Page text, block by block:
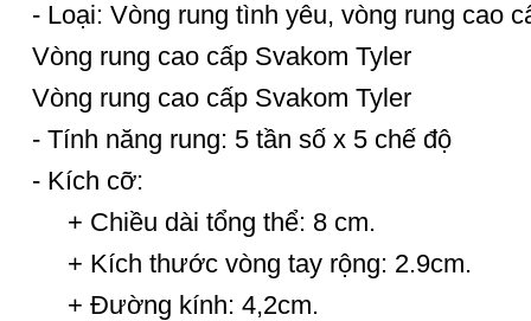
- Loại: Vòng rung tình yêu, vòng rung cao
Vòng rung cao cấp Svakom Tyler
Vòng rung cao cấp Svakom Tyler
- Tính năng rung: 5 tần số x 5 chế độ
- Kích cỡ:
+ Chiều dài tổng thể: 8 cm.
+ Kích thước vòng tay rộng: 2.9cm.
+ Đường kính: 4,2cm.